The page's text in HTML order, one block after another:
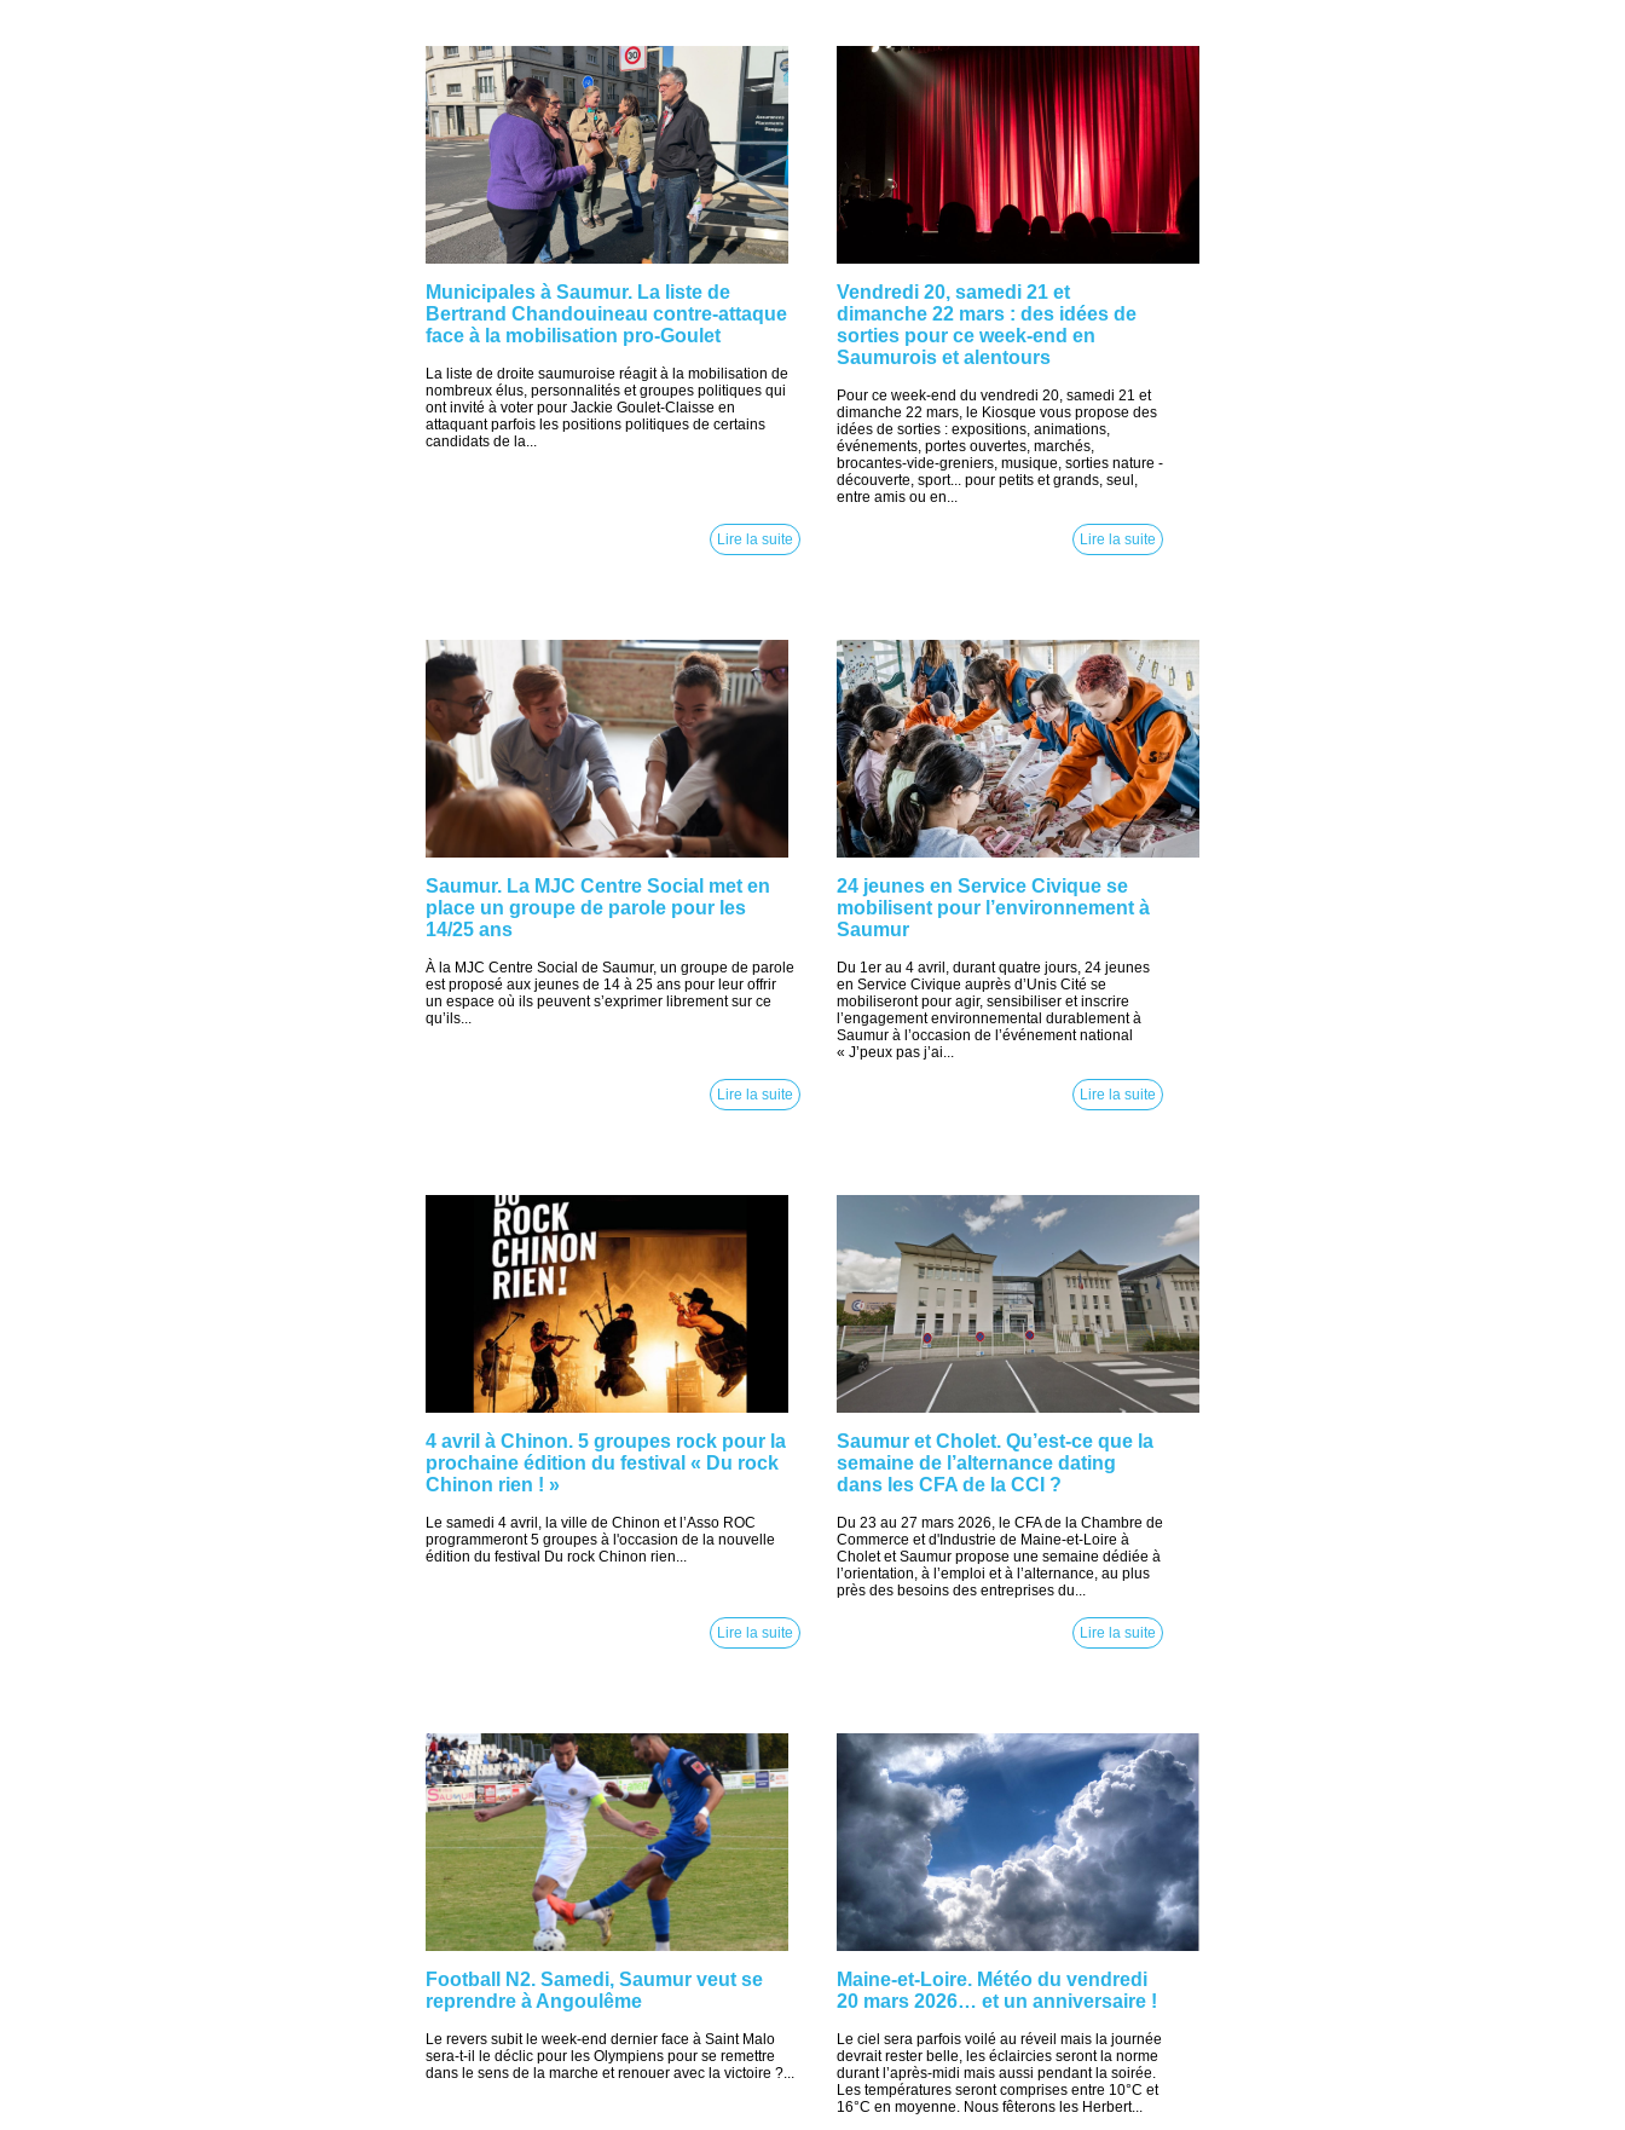
Municipales à Saumur. La liste de
Bertrand Chandouineau contre-attaque
face à la mobilisation pro-Goulet
La liste de droite saumuroise réagit à la mobilisation de
nombreux élus, personnalités et groupes politiques qui
ont invité à voter pour Jackie Goulet-Claisse en
attaquant parfois les positions politiques de certains
candidats de la...
Lire la suite
Vendredi 20, samedi 21 et
dimanche 22 mars : des idées de
sorties pour ce week-end en
Saumurois et alentours
Pour ce week-end du vendredi 20, samedi 21 et
dimanche 22 mars, le Kiosque vous propose des
idées de sorties : expositions, animations,
événements, portes ouvertes, marchés,
brocantes-vide-greniers, musique, sorties nature -
découverte, sport... pour petits et grands, seul,
entre amis ou en...
Lire la suite
Saumur. La MJC Centre Social met en
place un groupe de parole pour les
14/25 ans
À la MJC Centre Social de Saumur, un groupe de parole
est proposé aux jeunes de 14 à 25 ans pour leur offrir
un espace où ils peuvent s’exprimer librement sur ce
qu’ils...
Lire la suite
24 jeunes en Service Civique se
mobilisent pour l’environnement à
Saumur
Du 1er au 4 avril, durant quatre jours, 24 jeunes
en Service Civique auprès d’Unis Cité se
mobiliseront pour agir, sensibiliser et inscrire
l’engagement environnemental durablement à
Saumur à l’occasion de l’événement national
« J’peux pas j’ai...
Lire la suite
4 avril à Chinon. 5 groupes rock pour la
prochaine édition du festival « Du rock
Chinon rien ! »
Le samedi 4 avril, la ville de Chinon et l’Asso ROC
programmeront 5 groupes à l'occasion de la nouvelle
édition du festival Du rock Chinon rien...
Lire la suite
Saumur et Cholet. Qu’est-ce que la
semaine de l’alternance dating
dans les CFA de la CCI ?
Du 23 au 27 mars 2026, le CFA de la Chambre de
Commerce et d'Industrie de Maine-et-Loire à
Cholet et Saumur propose une semaine dédiée à
l’orientation, à l’emploi et à l’alternance, au plus
près des besoins des entreprises du...
Lire la suite
Football N2. Samedi, Saumur veut se
reprendre à Angoulême
Le revers subit le week-end dernier face à Saint Malo
sera-t-il le déclic pour les Olympiens pour se remettre
dans le sens de la marche et renouer avec la victoire ?...
Maine-et-Loire. Météo du vendredi
20 mars 2026… et un anniversaire !
Le ciel sera parfois voilé au réveil mais la journée
devrait rester belle, les éclaircies seront la norme
durant l’après-midi mais aussi pendant la soirée.
Les températures seront comprises entre 10°C et
16°C en moyenne. Nous fêterons les Herbert...